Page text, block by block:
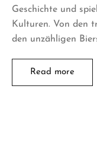
Geschichte und
Kulturen. Von den
den unzähligen
Read more